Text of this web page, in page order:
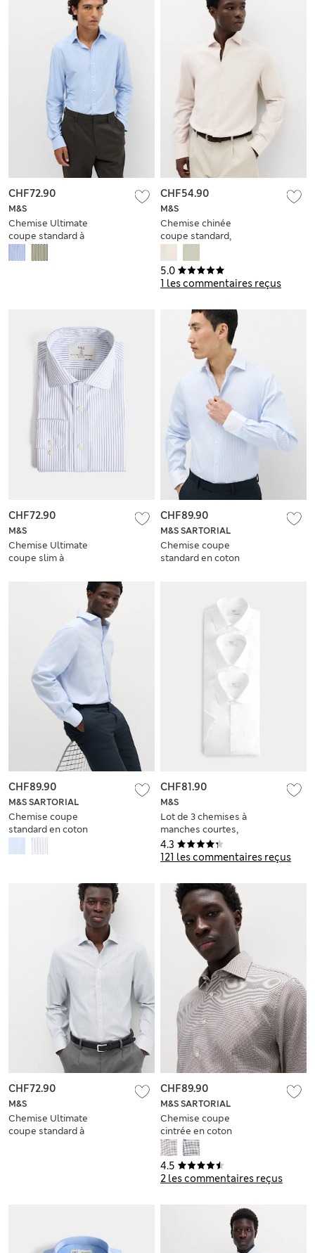
M&S
Chemise Ultimate
coupe standard à
rayures, sans
repassage
CHF72.90
5.0
1 les commentaires reçus
M&S
Chemise chinée
coupe standard,
CHF54.90
M&S
Chemise Ultimate
coupe slim à
CHF72.90
M&S SARTORIAL
Chemise coupe
standard en coton
CHF89.90
M&S SARTORIAL
Chemise coupe
standard en coton
de qualité
supérieure à rayures
CHF89.90
4.3
121 les commentaires reçus
M&S
Lot de 3 chemises à
manches courtes,
coupe cintrée,
entretien facile
CHF81.90
M&S
Chemise Ultimate
coupe standard à
CHF72.90
4.5
2 les commentaires reçus
M&S SARTORIAL
Chemise coupe
cintrée en coton
texturé de qualité
supérieure,
repassage facile
CHF89.90